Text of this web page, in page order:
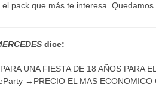
el pack que más te interesa. Quedamos
dice:
UNA FIESTA DE 18 AÑOS PARA
→PRECIO EL MAS ECONOMICO